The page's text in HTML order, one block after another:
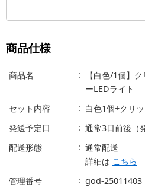
商品仕様
商品名
【白色/1個】
ーLEDライト
セット内容
白色1個+クリ
発送予定日
通常3日前後（
配送形態
通常配送
詳細は こちら
管理番号
god-25011403